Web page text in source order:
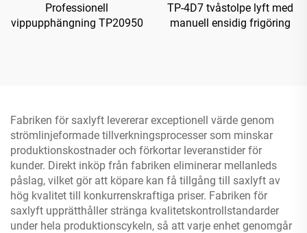
Professionell
vippupphängning TP20950
TP-4D7 tvåstolpe lyft med
manuell ensidig frigöring
Fabriken för saxlyft levererar exceptionell värde genom
strömlinjeformade tillverkningsprocesser som minskar
produktionskostnader och förkortar leveranstider för
kunder. Direkt inköp från fabriken eliminerar mellanleds
påslag, vilket gör att köpare kan få tillgång till saxlyft av
hög kvalitet till konkurrenskraftiga priser. Fabriken för
saxlyft upprätthåller stränga kvalitetskontrollstandarder
under hela produktionscykeln, så att varje enhet genomgår